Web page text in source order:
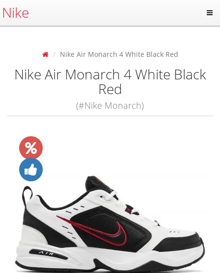
Nike
Nike Air Monarch 4 White Black Red
Nike Air Monarch 4 White Black
Red
(#Nike Monarch)